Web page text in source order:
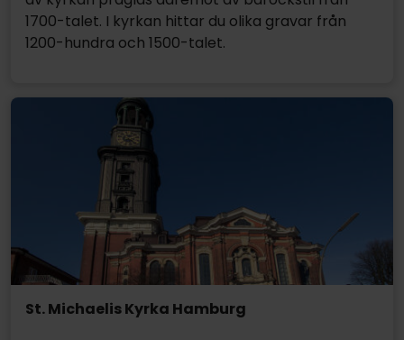
1700-talet. I kyrkan hittar du olika gravar från
1200-hundra och 1500-talet.
St. Michaelis Kyrka Hamburg